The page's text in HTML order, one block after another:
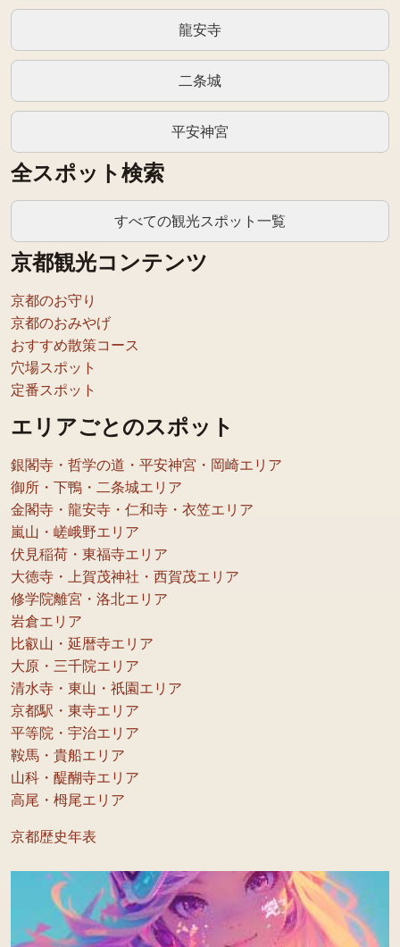
龍安寺
二条城
平安神宮
全スポット検索
すべての観光スポット一覧
京都観光コンテンツ
京都のお守り
京都のおみやげ
おすすめ散策コース
穴場スポット
定番スポット
エリアごとのスポット
銀閣寺・哲学の道・平安神宮・岡崎エリア
御所・下鴨・二条城エリア
金閣寺・龍安寺・仁和寺・衣笠エリア
嵐山・嵯峨野エリア
伏見稲荷・東福寺エリア
大徳寺・上賀茂神社・西賀茂エリア
修学院離宮・洛北エリア
岩倉エリア
比叡山・延暦寺エリア
大原・三千院エリア
清水寺・東山・祇園エリア
京都駅・東寺エリア
平等院・宇治エリア
鞍馬・貴船エリア
山科・醍醐寺エリア
高尾・栂尾エリア
京都歴史年表